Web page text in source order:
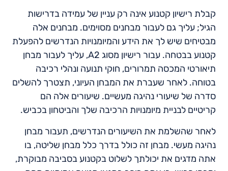
קבלת רישיון קטנוע אינה רק עניין של עמידה בדרישות
הגיל; עליך גם לעבור מבחנים מסוימים. מבחנים אלה
מבטיחים שיש לך את הידע והמיומנויות הנדרשים להפעלת
קטנוע בבטחה. עבור רישיון מסוג A2, עליך לעבור מבחן
תיאורטי המכסה תמרורים, חוקי תנועה ונהלי רכיבה
בטוחה. לאחר שעברת את המבחן העיוני, תצטרך להשלים
סדרה של שיעורי נהיגה מעשיים. שיעורים אלה הם
קריטיים לבניית מיומנויות הרכיבה שלך והביטחון בכביש.
לאחר שהשלמת את השיעורים הנדרשים, תעבור מבחן
נהיגה מעשי. מבחן זה כולל בדרך כלל מבחן שליטה, בו
אתה מדגים את יכולתך לשלוט בקטנוע בסביבה מבוקרת,